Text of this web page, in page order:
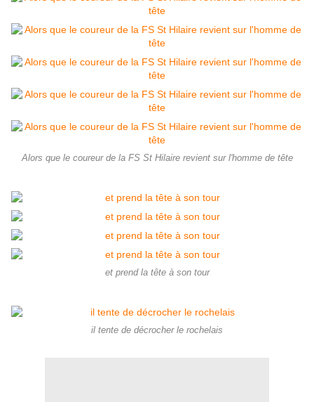
Alors que le coureur de la FS St Hilaire revient sur l'homme de tête
et prend la tête à son tour
il tente de décrocher le rochelais